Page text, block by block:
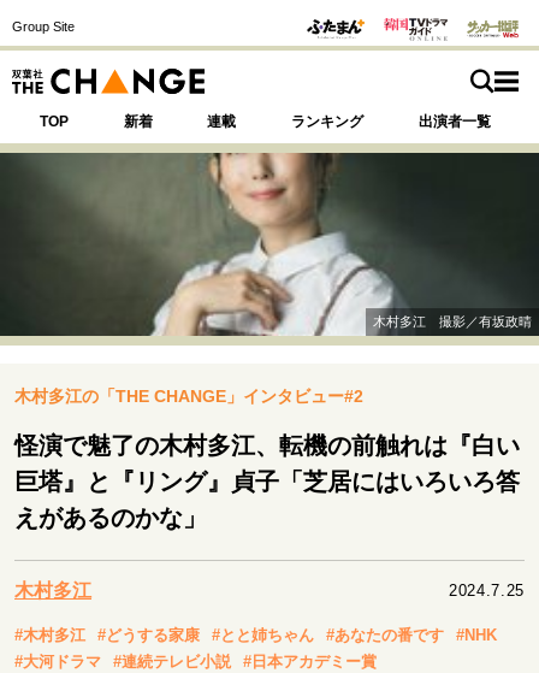
Group Site
TOP 新着 連載 ランキング 出演者一覧
注目の記事テーマで探す
運命を変えた出会い 決断の裏側
表現者の葛藤
人生が動いた日 10代の挫折と原点
セカンドキャリアの描き方
夢を掴む選択
木村多江 撮影／有坂政晴
木村多江の「THE CHANGE」インタビュー#2
怪演で魅了の木村多江、転機の前触れは『白い
巨塔』と『リング』貞子「芝居にはいろいろ答
えがあるのかな」
木村多江 2024.7.25
#木村多江 #どうする家康 #とと姉ちゃん #あなたの番です
#NHK
#大河ドラマ
#連続テレビ小説 #日本アカデミー賞